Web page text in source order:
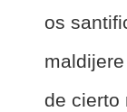
os
de cierto